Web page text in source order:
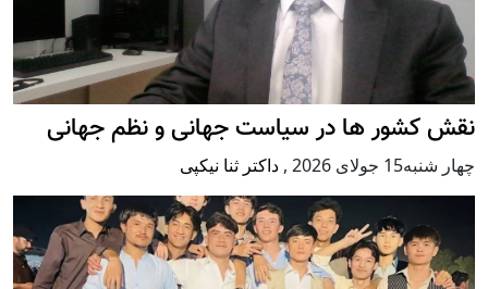
نقش کشور ها در سیاست جهانی و نظم جهانی
چهار شنبه15 جولای 2026 , داکتر ثنا نیکپی